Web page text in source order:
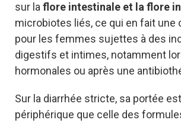
sur la flore intestinale et la flore
microbiotes liés, ce qui en fait une
pour les femmes sujettes à des
digestifs et intimes, notamment
hormonales ou après une
Sur la diarrhée stricte, sa portée
périphérique que celle des